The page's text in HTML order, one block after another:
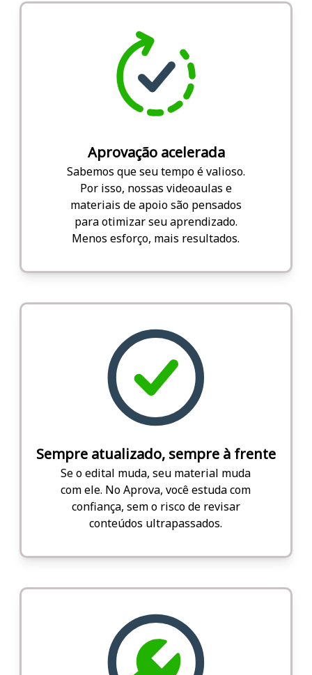
Aprovação acelerada
Sabemos que seu tempo é valioso.
Por isso, nossas videoaulas e
materiais de apoio são pensados
para otimizar seu aprendizado.
Menos esforço, mais resultados.
Sempre atualizado, sempre à frente
Se o edital muda, seu material muda
com ele. No Aprova, você estuda com
confiança, sem o risco de revisar
conteúdos ultrapassados.